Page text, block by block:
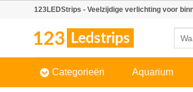
123LEDStrips - Veelzijdige verlichting voor
Categorieën Aquarium